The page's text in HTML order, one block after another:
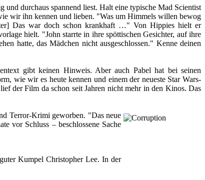
und durchaus spannend liest. Halt eine typische Mad Scientist
wir ihn kennen und lieben. "Was um Himmels willen bewog
Das war doch schon krankhaft …" Von Hippies hielt er
hielt. "John starrte in ihre spöttischen Gesichter, auf ihre
hatte, das Mädchen nicht ausgeschlossen." Kenne deinen
gibt keinen Hinweis. Aber auch Pabel hat bei seinen
wie wir es heute kennen und einem der neueste Star Wars-
der Film da schon seit Jahren nicht mehr in den Kinos. Das
Terror-Krimi geworben. "Das neue
vor Schluss – beschlossene Sache
Kumpel Christopher Lee. In der